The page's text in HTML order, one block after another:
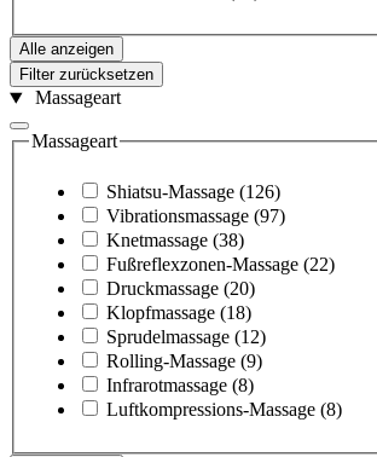
Alle anzeigen
Filter zurücksetzen
Massageart
Massageart
Shiatsu-Massage (126)
Vibrationsmassage (97)
Knetmassage (38)
Fußreflexzonen-Massage (22)
Druckmassage (20)
Klopfmassage (18)
Sprudelmassage (12)
Rolling-Massage (9)
Infrarotmassage (8)
Luftkompressions-Massage (8)